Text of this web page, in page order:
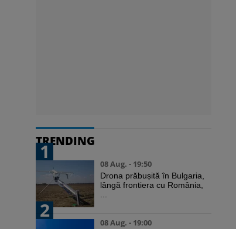
TRENDING
1
08 Aug. - 19:50
Drona prăbușită în Bulgaria,
lângă frontiera cu România,
2
08 Aug. - 19:00